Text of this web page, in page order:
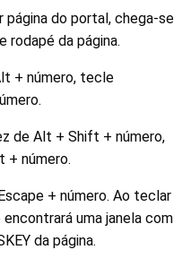
do portal, chega-se
rodapé da página.
+ número, tecle
de Alt + Shift + número,
+ número.
+ número. Ao teclar
uma janela com
da página.